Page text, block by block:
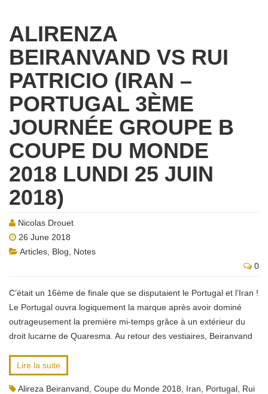
ALIRENZA
BEIRANVAND VS RUI
PATRICIO (IRAN –
PORTUGAL 3ÈME
JOURNÉE GROUPE B
COUPE DU MONDE
2018 LUNDI 25 JUIN
2018)
Nicolas Drouet
26 June 2018
Articles Blog
Notes
0
C’était un 16ème de finale que se disputaient le Portugal et l’Iran !
Le Portugal ouvra logiquement la marque après avoir dominé
outrageusement la première mi-temps grâce à un extérieur du
droit lucarne de Quaresma. Au retour des vestiaires, Beiranvand
Lire la suite
Alireza Beiranvand Coupe du Monde 2018 Iran Portugal Rui